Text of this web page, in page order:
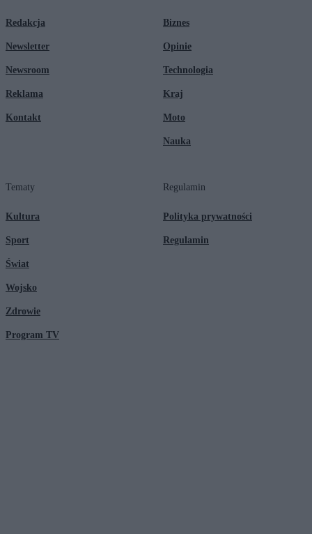
Redakcja
Newsletter
Newsroom
Reklama
Kontakt
Biznes
Opinie
Technologia
Kraj
Moto
Nauka
Tematy
Kultura
Sport
Świat
Wojsko
Zdrowie
Program TV
Regulamin
Polityka prywatności
Regulamin